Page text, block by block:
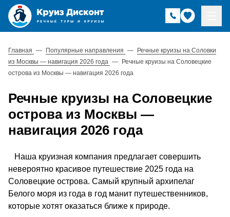
Главная — Популярные направления — Речные круизы на Соловки
из Москвы — навигация 2026 года — Речные круизы на Соловецкие
острова из Москвы — навигация 2026 года
Речные круизы на Соловецкие
острова из Москвы —
навигация 2026 года
Наша круизная компания предлагает совершить
невероятно красивое путешествие 2025 года на
Соловецкие острова. Самый крупный архипелаг
Белого моря из года в год манит путешественников,
которые хотят оказаться ближе к природе.